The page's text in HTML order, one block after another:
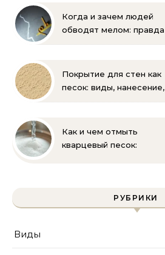
Когда и зачем людей
обводят мелом: правда
Покрытие для стен как
песок: виды, нанесение,
Как и чем отмыть
кварцевый песок:
РУБРИКИ
Виды